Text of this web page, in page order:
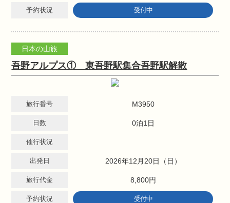
予約状況 受付中
日本の山旅
吾野アルプス① 東吾野駅集合吾野駅解散
旅行番号 M3950
日数 0泊1日
催行状況
出発日 2026年12月20日（日）
旅行代金 8,800円
予約状況 受付中